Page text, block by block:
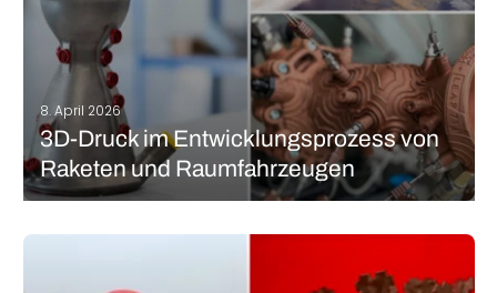
8. April 2026
3D-Druck im Entwicklungsprozess von
Raketen und Raumfahrzeugen
aufgehört, nach den Sternen zu greifen. Was sich jedoch
11 haben sich die Raketen stark verändert. Innovation ist das…